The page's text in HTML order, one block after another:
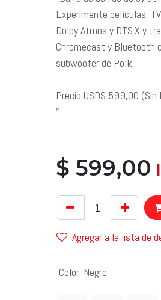
Experimente películas,
Dolby Atmos y DTS:X y
Chromecast y Bluetooth
subwoofer de Polk.
Precio USD$ 599,00 (Sin
"
$ 599,00
Agregar a la lista de
Color: Negro